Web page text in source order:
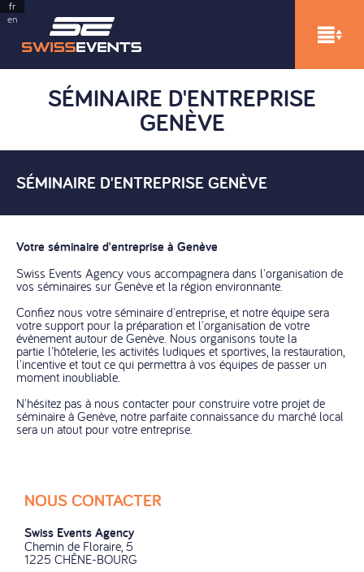
fr
en
SÉMINAIRE D'ENTREPRISE
GENÈVE
SÉMINAIRE D'ENTREPRISE GENÈVE
Votre séminaire d'entreprise à Genève
Swiss Events Agency vous accompagnera dans l'organisation de
vos séminaires sur Genève et la région environnante.
Confiez nous votre séminaire d'entreprise, et notre équipe sera
votre support pour la préparation et l'organisation de votre
évènement autour de Genève. Nous organisons toute la
partie l'hôtelerie, les activités ludiques et sportives, la restauration,
l'incentive et tout ce qui permettra à vos équipes de passer un
moment inoubliable.
N'hésitez pas à nous contacter pour construire votre projet de
séminaire à Genève, notre parfaite connaissance du marché local
sera un atout pour votre entreprise.
NOUS CONTACTER
Swiss Events Agency
Chemin de Floraire, 5
1225 CHÊNE-BOURG